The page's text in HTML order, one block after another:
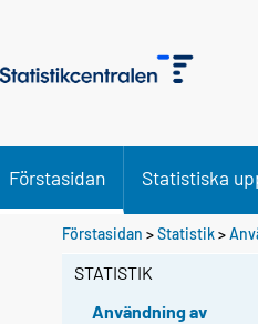
Förstasidan Statistiska
Förstasidan >Statistik>
STATISTIK
Användning av